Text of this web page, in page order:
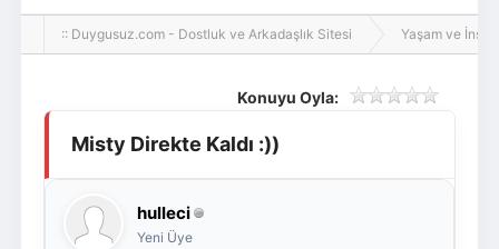
Giriş Yap
hoş geldin ziyaretçi! Aramıza katılmak istersen kayıt
:: Duygusuz.com - Dostluk ve Arkadaşlık Sitesi Yaşam ve İnsan
Konuyu Oyla:
Misty Direkte Kaldı :))
hulleci
Yeni Üye